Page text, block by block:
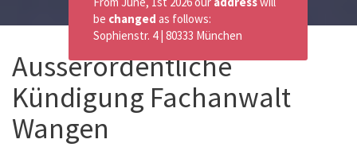
Ausserordentliche
Kündigung Fachanwalt
Wangen
be changed as follows:
Sophienstr. 4 | 80333 München